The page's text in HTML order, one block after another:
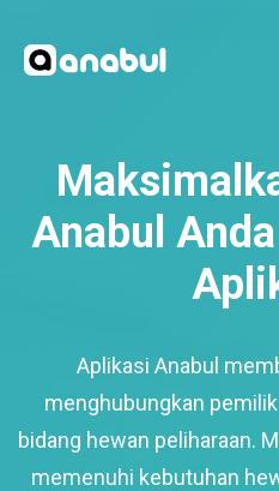
Anabul
Aplikasi Anabul
menghubungkan
bidang hewan peliharaan.
memenuhi kebutuhan